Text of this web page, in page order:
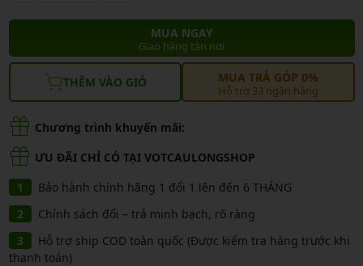
MUA NGAY
Giao hàng tận nơi
THÊM VÀO GIỎ MUA TRẢ GÓP 0%
Hỗ trợ 33 ngân hàng
Chương trình khuyến mãi:
ƯU ĐÃI CHỈ CÓ TẠI VOTCAULONGSHOP
Bảo hành chính hãng 1 đổi 1 lên đến 6 THÁNG
Chính sách đổi – trả minh bạch, rõ ràng
Hỗ trợ ship COD toàn quốc (Được kiểm tra hàng trước khi
thanh toán)